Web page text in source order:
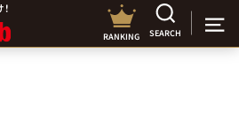
RANKING SEARCH